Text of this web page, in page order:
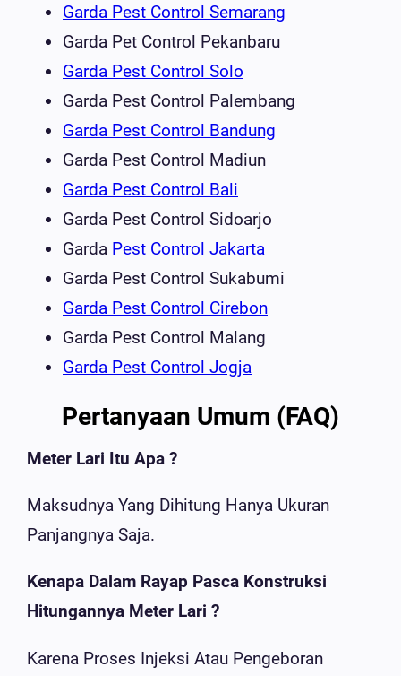
Garda Pest Control Semarang
Garda Pet Control Pekanbaru
Garda Pest Control Solo
Garda Pest Control Palembang
Garda Pest Control Bandung
Garda Pest Control Madiun
Garda Pest Control Bali
Garda Pest Control Sidoarjo
Garda Pest Control Jakarta
Garda Pest Control Sukabumi
Garda Pest Control Cirebon
Garda Pest Control Malang
Garda Pest Control Jogja
Pertanyaan Umum (FAQ)
Meter Lari Itu Apa ?
Maksudnya Yang Dihitung Hanya Ukuran
Panjangnya Saja.
Kenapa Dalam Rayap Pasca Konstruksi
Hitungannya Meter Lari ?
Karena Proses Injeksi Atau Pengeboran